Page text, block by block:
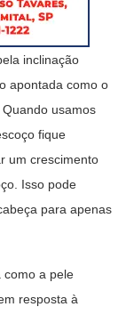
inclinação
apontada como o
usamos
fique
um crescimento
Isso pode
para apenas
como a pele
resposta à